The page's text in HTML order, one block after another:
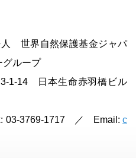
人 世界自然保護基金ジャパ
ループ
1-14 日本生命赤羽橋ビル
03-3769-1717 ／ Email: c